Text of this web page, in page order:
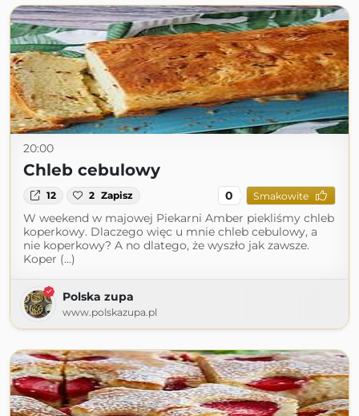
20:00
Chleb cebulowy
12 2 Zapisz 0 Smakowite
W weekend w majowej Piekarni Amber piekliśmy chleb
koperkowy. Dlaczego więc u mnie chleb cebulowy, a
nie koperkowy? A no dlatego, że wyszło jak zawsze.
Koper (...)
Polska zupa
www.polskazupa.pl